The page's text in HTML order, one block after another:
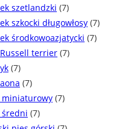
szetlandzki (7)
szkocki długowłosy (7)
środkowoazjatycki (7)
terrier (7)
(7)
(7)
miniaturowy (7)
średni (7)